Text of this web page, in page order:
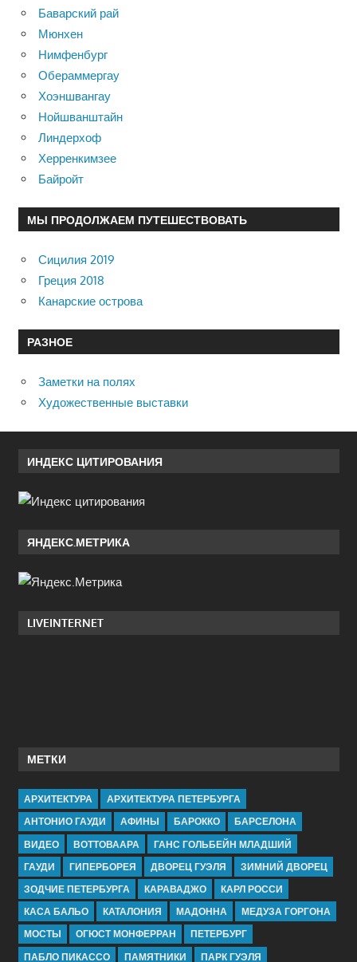
Баварский рай
Мюнхен
Нимфенбург
Обераммергау
Хоэншвангау
Нойшванштайн
Линдерхоф
Херренкимзее
Байройт
МЫ ПРОДОЛЖАЕМ ПУТЕШЕСТВОВАТЬ
Сицилия 2019
Греция 2018
Канарские острова
РАЗНОЕ
Заметки на полях
Художественные выставки
ИНДЕКС ЦИТИРОВАНИЯ
ЯНДЕКС.МЕТРИКА
LIVEINTERNET
МЕТКИ
АРХИТЕКТУРА
АРХИТЕКТУРА ПЕТЕРБУРГА
АНТОНИО ГАУДИ
АФИНЫ БАРОККО
БАРСЕЛОНА
ВИДЕО
ВОТТОВААРА
ГАНС ГОЛЬБЕЙН МЛАДШИЙ
ГАУДИ
ГИПЕРБОРЕЯ ДВОРЕЦ ГУЭЛЯ
ЗИМНИЙ ДВОРЕЦ
ЗОДЧИЕ ПЕТЕРБУРГА
КАРАВАДЖО
КАРЛ РОССИ
КАСА БАЛЬО
КАТАЛОНИЯ МАДОННА
МЕДУЗА ГОРГОНА
МОСТЫ
ОГЮСТ МОНФЕРРАН
ПЕТЕРБУРГ
ПАБЛО ПИКАССО
ПАМЯТНИКИ ПАРК ГУЭЛЯ